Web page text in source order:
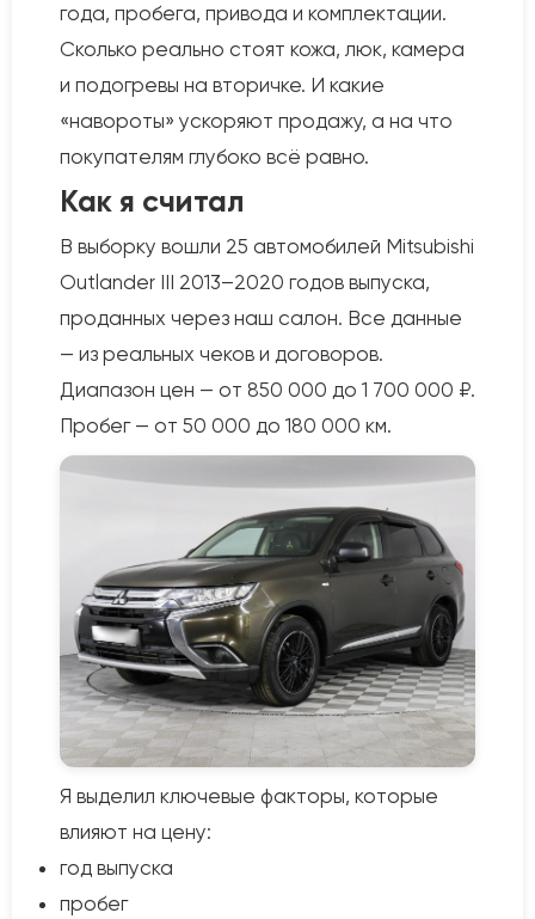
года, пробега, привода и комплектации.
Сколько реально стоят кожа, люк, камера
и подогревы на вторичке. И какие
«навороты» ускоряют продажу, а на что
покупателям глубоко всё равно.
Как я считал
В выборку вошли 25 автомобилей Mitsubishi
Outlander III 2013–2020 годов выпуска,
проданных через наш салон. Все данные
— из реальных чеков и договоров.
Диапазон цен — от 850 000 до 1 700 000 ₽.
Пробег — от 50 000 до 180 000 км.
Я выделил ключевые факторы, которые
влияют на цену:
год выпуска
пробег